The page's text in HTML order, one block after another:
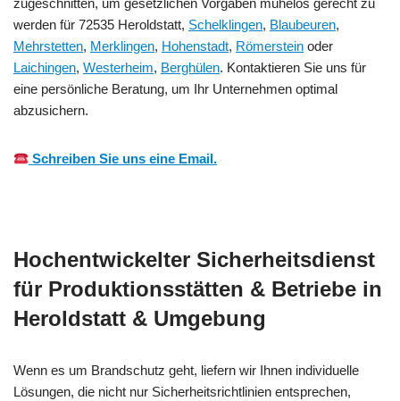
zugeschnitten, um gesetzlichen Vorgaben mühelos gerecht zu
werden für 72535 Heroldstatt, Schelklingen, Blaubeuren,
Mehrstetten, Merklingen, Hohenstadt, Römerstein oder
Laichingen, Westerheim, Berghülen. Kontaktieren Sie uns für
eine persönliche Beratung, um Ihr Unternehmen optimal
abzusichern.
Schreiben Sie uns eine Email.
Hochentwickelter Sicherheitsdienst
für Produktionsstätten & Betriebe in
Heroldstatt & Umgebung
Wenn es um Brandschutz geht, liefern wir Ihnen individuelle
Lösungen, die nicht nur Sicherheitsrichtlinien entsprechen,